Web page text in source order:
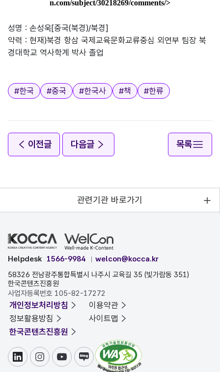
n.com/subject/30218269/comments/>
성명 : 손성욱[중국(북경)/북경]
약력 : 현재)북경 항삼 국제교육문화교류중심 외연부 팀장 북
경대학교 역사학계 박사 졸업
태그
#한국 #중국 #한국사 #책 #한류
이전글 다음글 목록
관련기관 바로가기
Helpdesk 1566-9984
welcon@kocca.kr
58326 전남광주통합특별시 나주시 교육길 35 (빛가람동 351)
한국콘텐츠진흥원
사업자등록번호 105-82-17272
개인정보처리방침
이용약관
정보활용방침
사이트맵
한국콘텐츠진흥원
링크드인인스타그램
유튜브블로그